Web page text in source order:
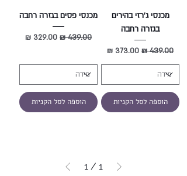
מכנסי ג'רזי בהירים
בגזרה רחבה
מחיר רגיל מחיר מבצע
הוספה לסל הקניות
מכנסי פסים בגזרה רחבה
מחיר רגיל מחיר מבצע
הוספה לסל הקניות
1
/
1